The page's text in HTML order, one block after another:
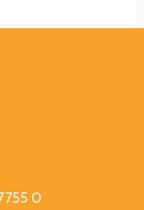
0